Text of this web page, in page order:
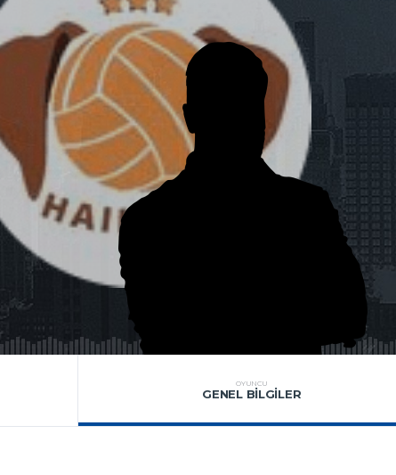
OYUNCU
GENEL BILGILER